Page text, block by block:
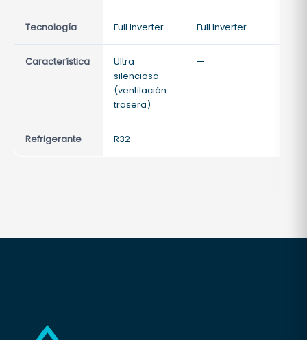
Tecnología Full Inverter Full Inverter
Característica
Ultra
silenciosa
(ventilación
trasera)
—
Refrigerante R32 —